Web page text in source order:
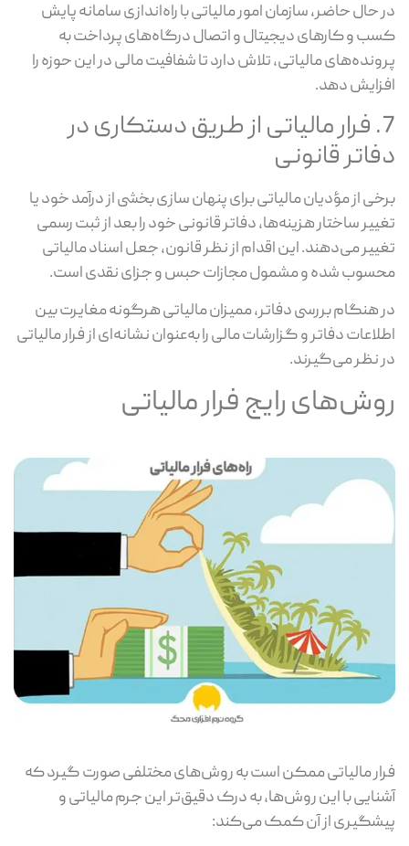
در حال حاضر، سازمان امور مالیاتی با راه‌اندازی سامانه پایش
کسب و کارهای دیجیتال و اتصال درگاه‌های پرداخت به
پرونده‌های مالیاتی، تلاش دارد تا شفافیت مالی در این حوزه را
افزایش دهد.
7. فرار مالیاتی از طریق دستکاری در
دفاتر قانونی
برخی از مؤدیان مالیاتی برای پنهان سازی بخشی از درآمد خود یا
تغییر ساختار هزینه‌ها، دفاتر قانونی خود را بعد از ثبت رسمی
تغییر می‌دهند. این اقدام از نظر قانون، جعل اسناد مالیاتی
محسوب شده و مشمول مجازات حبس و جزای نقدی است.
در هنگام بررسی دفاتر، ممیزان مالیاتی هرگونه مغایرت بین
اطلاعات دفاتر و گزارشات مالی را به‌عنوان نشانه‌ای از فرار مالیاتی
در نظر می‌گیرند.
روش‌های رایج فرار مالیاتی
فرار مالیاتی ممکن است به روش‌های مختلفی صورت گیرد که
آشنایی با این روش‌ها، به درک دقیق‌تر این جرم مالیاتی و
پیشگیری از آن کمک می‌کند: